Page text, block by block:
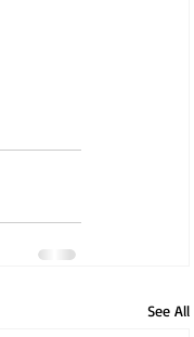
See All